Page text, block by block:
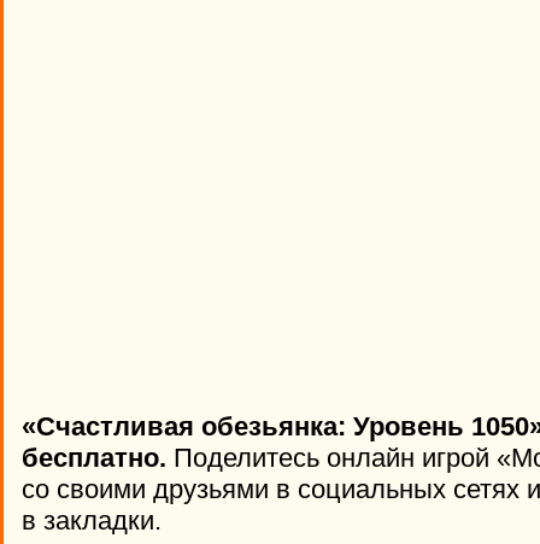
«Счастливая обезьянка: Уровень
бесплатно. Поделитесь онлайн игрой
со своими друзьями в социальных сетях
в закладки.